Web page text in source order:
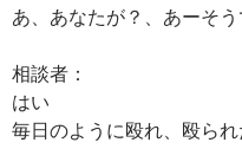
あ、あなたが？、あーそう
相談者：
はい
毎日のように殴れ、殴られ